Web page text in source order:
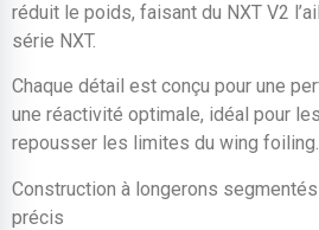
réduit le poids, faisant du NXT V2
série NXT.
Chaque détail est conçu pour une
une réactivité optimale, idéal pour
repousser les limites du wing foiling.
Construction à longerons
précis